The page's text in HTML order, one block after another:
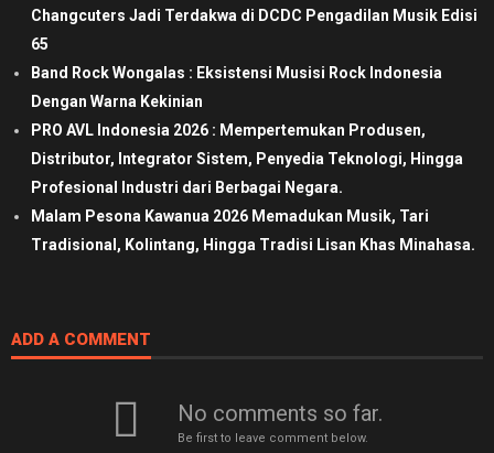
Changcuters Jadi Terdakwa di DCDC Pengadilan Musik Edisi
65
Band Rock Wongalas : Eksistensi Musisi Rock Indonesia
Dengan Warna Kekinian
PRO AVL Indonesia 2026 : Mempertemukan Produsen,
Distributor, Integrator Sistem, Penyedia Teknologi, Hingga
Profesional Industri dari Berbagai Negara.
Malam Pesona Kawanua 2026 Memadukan Musik, Tari
Tradisional, Kolintang, Hingga Tradisi Lisan Khas Minahasa.
ADD A COMMENT
No comments so far.
Be first to leave comment below.